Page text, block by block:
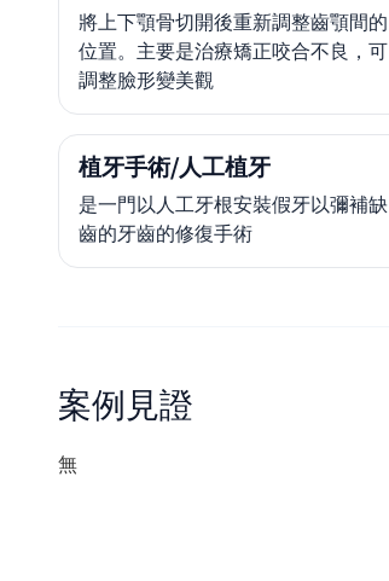
將上下顎骨切開後重新調整齒顎間的
位置。主要是治療矯正咬合不良，可
調整臉形變美觀
植牙手術/人工植牙
是一門以人工牙根安裝假牙以彌補缺
齒的牙齒的修復手術
案例見證
無